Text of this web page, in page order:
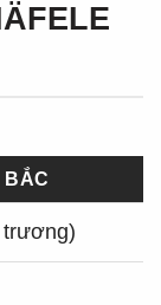
BẮC
trương)